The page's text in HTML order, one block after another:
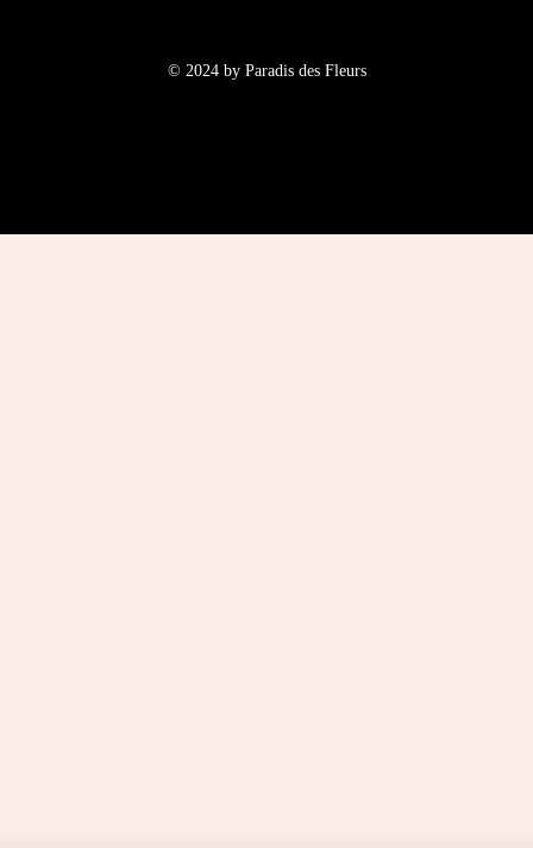
© 2024 by Paradis des Fleurs